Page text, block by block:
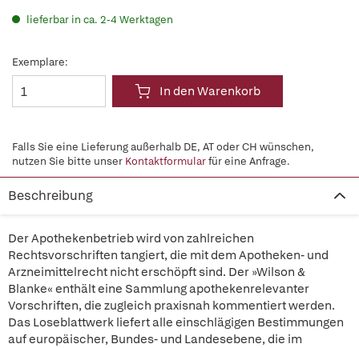
lieferbar in ca. 2-4 Werktagen
Exemplare:
In den Warenkorb
Falls Sie eine Lieferung außerhalb DE, AT oder CH wünschen,
nutzen Sie bitte unser Kontaktformularfür eine Anfrage.
Beschreibung
Der Apothekenbetrieb wird von zahlreichen
Rechtsvorschriften tangiert, die mit dem Apotheken- und
Arzneimittelrecht nicht erschöpft sind. Der »Wilson &
Blanke« enthält eine Sammlung apothekenrelevanter
Vorschriften, die zugleich praxisnah kommentiert werden.
Das Loseblattwerk liefert alle einschlägigen Bestimmungen
auf europäischer, Bundes- und Landesebene, die im